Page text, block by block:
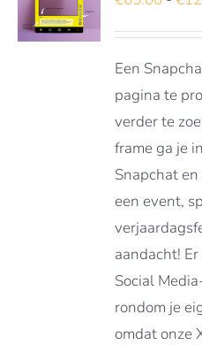
Een
pagina te
verder te
frame ga je
Snapchat
een event,
aandacht!
Social
rondom je
omdat onze